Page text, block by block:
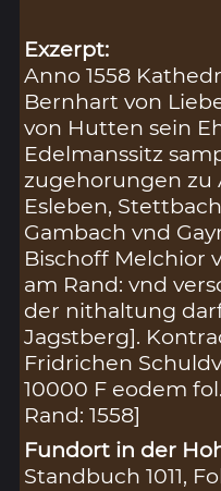
Exzerpt:
Anno 1558
Bernhart von
von Hutten sein
Edelmanssitz
zugehorungen zu
Esleben,
Gambach vnd
Bischoff Melchior
am Rand: vnd
der nithaltung
Jagstberg].
Fridrichen
10000 F eodem
Rand: 1558]
Fundort in der
Standbuch 1011,